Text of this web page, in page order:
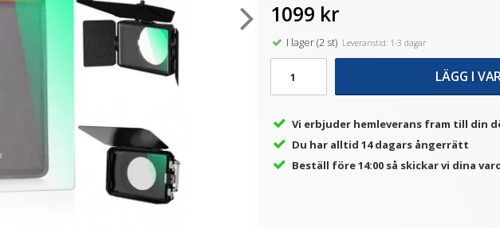
JJC Ultra-thin F-MCUV Filter
★★★★★
149 kr
VÄLJ
Ulanzi Mobilhållare vridbar
för stativ & blixtsko
149 kr
LÄGG I VARUKORG
JJC Huslock & bakre
objektivlock
★
79 kr
VÄLJ
1099 kr
I lager (2 st)Leveranstid: 1-3 dagar
LÄGG I
Vi erbjuder hemleverans fram till din
Du har alltid 14 dagars ångerrätt
Beställ före 14:00 så skickar vi dina